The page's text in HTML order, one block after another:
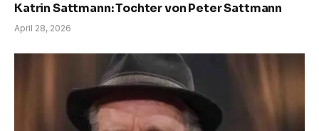
Katrin Sattmann: Tochter von Peter Sattmann
April 28, 2026